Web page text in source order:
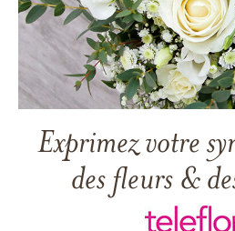
Exprimez votre
des fleurs &